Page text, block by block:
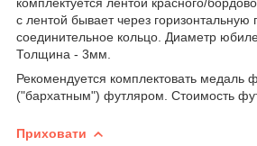
с лентой бывает через горизонтальную
соединительное кольцо. Диаметр
Толщина - 3мм.
Рекомендуется комплектовать медаль
("бархатным") футляром. Стоимость
Приховати